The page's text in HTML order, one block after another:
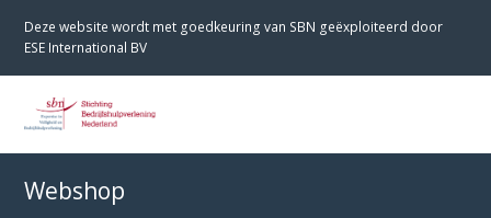
Deze website wordt met goedkeuring van SBN geëxploiteerd door
ESE International BV
Webshop